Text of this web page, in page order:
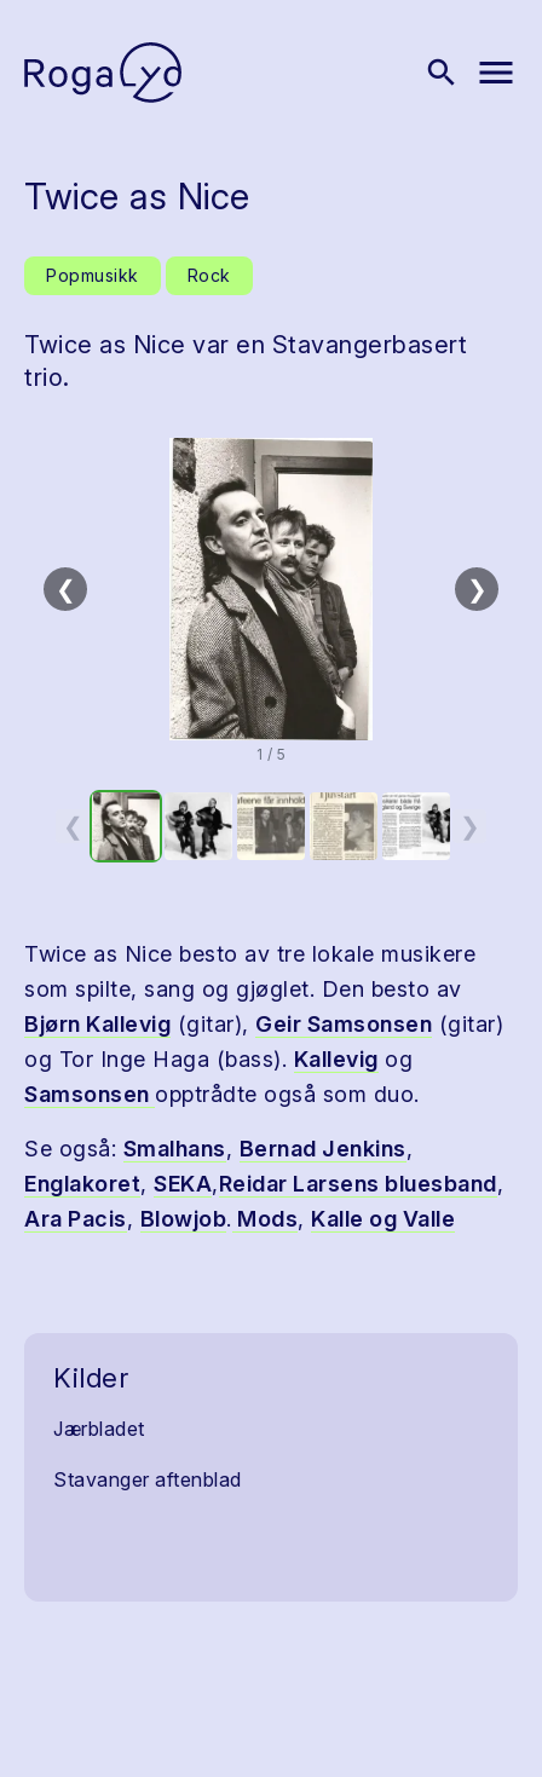
search menu
Twice as Nice
Popmusikk Rock
Twice as Nice var en Stavangerbasert
trio.
❮ ❯
1 / 5
❮ ❯
Twice as Nice besto av tre lokale musikere
som spilte, sang og gjøglet. Den besto av
Bjørn Kallevig (gitar), Geir Samsonsen (gitar)
og Tor Inge Haga (bass). Kallevig og
Samsonsen opptrådte også som duo.
Se også: Smalhans, Bernad Jenkins,
Englakoret, SEKA,Reidar Larsens bluesband,
Ara Pacis, Blowjob. Mods, Kalle og Valle
Kilder
Jærbladet
Stavanger aftenblad